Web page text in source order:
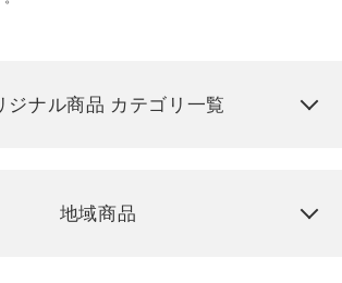
ジナル商品 カテゴリ一覧
地域商品